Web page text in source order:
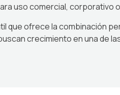
uso comercial, corporativo
que ofrece la combinación
crecimiento en una de